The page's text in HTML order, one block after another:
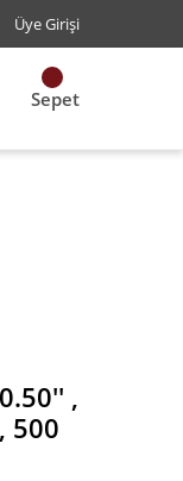
Üye Girişi
Sepet
,
500